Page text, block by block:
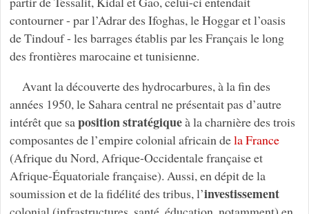
contourner - par l’Adrar des Ifoghas, le Hoggar et l’oasis
de Tindouf - les barrages établis par les Français le long
des frontières marocaine et tunisienne.
Avant la découverte des hydrocarbures, à la fin des
années 1950, le Sahara central ne présentait pas d’autre
intérêt que saposition stratégiqueà la charnière des trois
composantes de l’empire colonial africain dela France
(Afrique du Nord, Afrique-Occidentale française et
Afrique-Équatoriale française). Aussi, en dépit de la
soumission et de la fidélité des tribus, l’investissement